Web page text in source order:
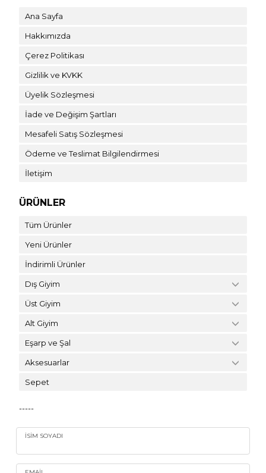
Ana Sayfa
Hakkımızda
Çerez Politikası
Gizlilik ve KVKK
Üyelik Sözleşmesi
İade ve Değişim Şartları
Mesafeli Satış Sözleşmesi
Ödeme ve Teslimat Bilgilendirmesi
İletişim
ÜRÜNLER
Tüm Ürünler
Yeni Ürünler
İndirimli Ürünler
Dış Giyim
Üst Giyim
Alt Giyim
Eşarp ve Şal
Aksesuarlar
Sepet
-----
İSIM SOYADI